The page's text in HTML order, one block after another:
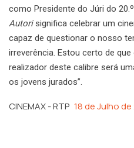
como Presidente do Júri do
Autorisignifica celebrar um
capaz de questionar o nosso
irreverência. Estou certo de
realizador deste calibre será
os jovens jurados”.
CINEMAX - RTP 18 de Julho de